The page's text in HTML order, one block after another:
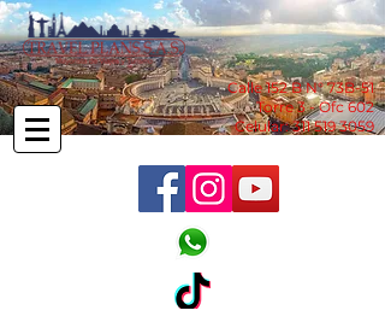
Calle 152 B N° 73B-51
Torre 3 - Ofc 602
Celular:311 519 3059